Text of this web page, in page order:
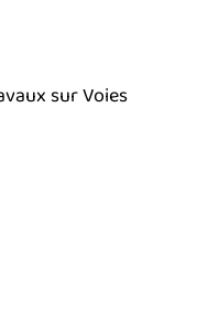
sur Voies